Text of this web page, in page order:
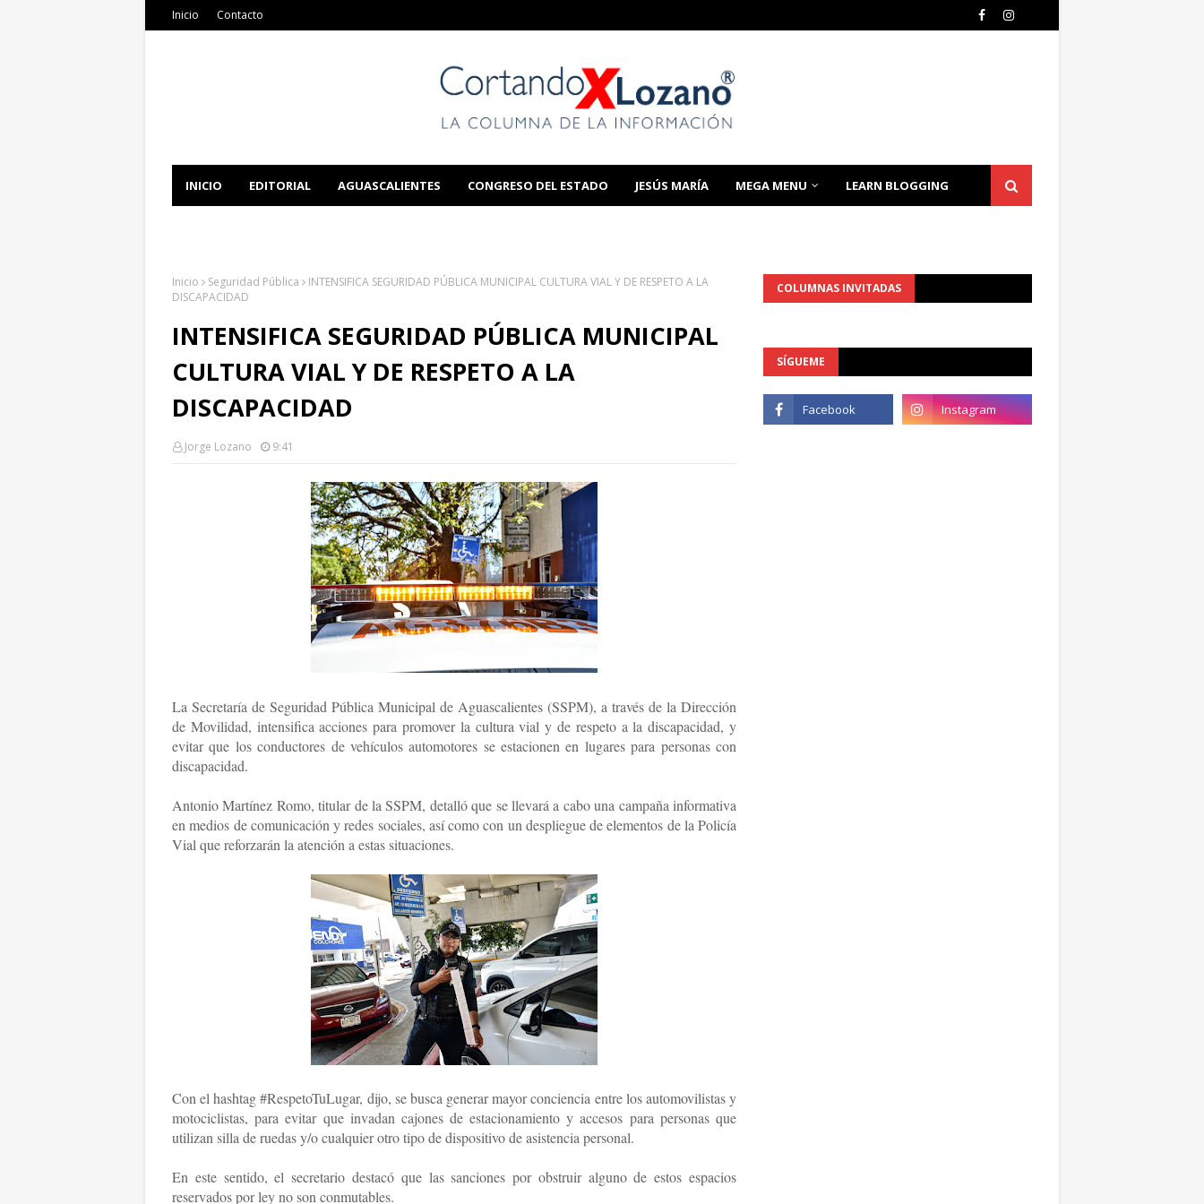
Inicio Contacto
INICIO EDITORIAL AGUASCALIENTES CONGRESO DEL ESTADO JESÚS MARÍA MEGA MENU LEARN BLOGGING
Inicio Seguridad Pública
INTENSIFICA SEGURIDAD PÚBLICA MUNICIPAL CULTURA VIAL Y DE RESPETO A LA
DISCAPACIDAD
INTENSIFICA SEGURIDAD PÚBLICA MUNICIPAL
CULTURA VIAL Y DE RESPETO A LA
DISCAPACIDAD
Jorge Lozano 9:41
La Secretaría de Seguridad Pública Municipal de Aguascalientes (SSPM), a través de la Dirección
de Movilidad, intensifica acciones para promover la cultura vial y de respeto a la discapacidad, y
evitar que los conductores de vehículos automotores se estacionen en lugares para personas con
discapacidad.
Antonio Martínez Romo, titular de la SSPM, detalló que se llevará a cabo una campaña informativa
en medios de comunicación y redes sociales, así como con un despliegue de elementos de la Policía
Vial que reforzarán la atención a estas situaciones.
Con el hashtag #RespetoTuLugar, dijo, se busca generar mayor conciencia entre los automovilistas y
motociclistas, para evitar que invadan cajones de estacionamiento y accesos para personas que
utilizan silla de ruedas y/o cualquier otro tipo de dispositivo de asistencia personal.
En este sentido, el secretario destacó que las sanciones por obstruir alguno de estos espacios
reservados por ley no son conmutables.
COLUMNAS INVITADAS
SÍGUEME